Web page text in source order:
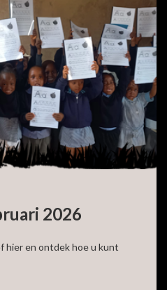
2026
hier en ontdek hoe u kunt